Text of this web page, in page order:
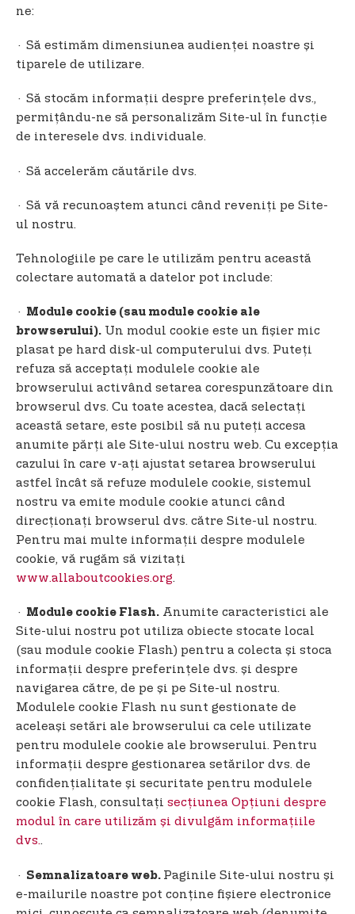
ne:
· Să estimăm dimensiunea audienței noastre și
tiparele de utilizare.
· Să stocăm informații despre preferințele dvs.,
permițându-ne să personalizăm Site-ul în funcție
de interesele dvs. individuale.
· Să accelerăm căutările dvs.
· Să vă recunoaștem atunci când reveniți pe Site-
ul nostru.
Tehnologiile pe care le utilizăm pentru această
colectare automată a datelor pot include:
· Module cookie (sau module cookie ale
browserului). Un modul cookie este un fișier mic
plasat pe hard disk-ul computerului dvs. Puteți
refuza să acceptați modulele cookie ale
browserului activând setarea corespunzătoare din
browserul dvs. Cu toate acestea, dacă selectați
această setare, este posibil să nu puteți accesa
anumite părți ale Site-ului nostru web. Cu excepția
cazului în care v-ați ajustat setarea browserului
astfel încât să refuze modulele cookie, sistemul
nostru va emite module cookie atunci când
direcționați browserul dvs. către Site-ul nostru.
Pentru mai multe informații despre modulele
cookie, vă rugăm să vizitați
www.allaboutcookies.org.
· Module cookie Flash. Anumite caracteristici ale
Site-ului nostru pot utiliza obiecte stocate local
(sau module cookie Flash) pentru a colecta și stoca
informații despre preferințele dvs. și despre
navigarea către, de pe și pe Site-ul nostru.
Modulele cookie Flash nu sunt gestionate de
aceleași setări ale browserului ca cele utilizate
pentru modulele cookie ale browserului. Pentru
informații despre gestionarea setărilor dvs. de
confidențialitate și securitate pentru modulele
cookie Flash, consultați secțiunea Opțiuni despre
modul în care utilizăm și divulgăm informațiile
dvs..
· Semnalizatoare web. Paginile Site-ului nostru și
e-mailurile noastre pot conține fișiere electronice